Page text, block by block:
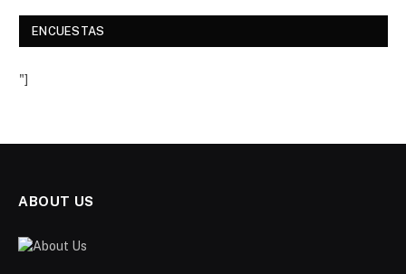
ENCUESTAS
"]
ABOUT US